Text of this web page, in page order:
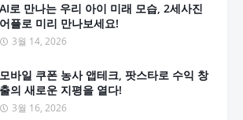
AI로 만나는 우리 아이 미래 모습, 2세사진
어플로 미리 만나보세요!
3월 14, 2026
모바일 쿠폰 농사 앱테크, 팟스타로 수익 창
출의 새로운 지평을 열다!
3월 16, 2026